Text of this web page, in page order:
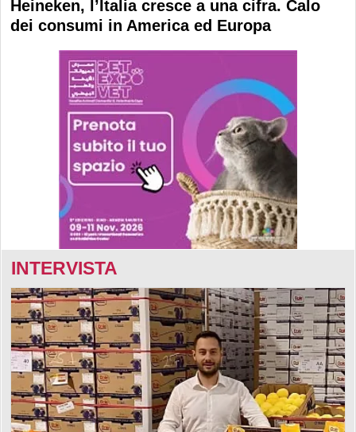
Heineken, l’Italia cresce a una cifra. Calo
dei consumi in America ed Europa
INTERVISTA